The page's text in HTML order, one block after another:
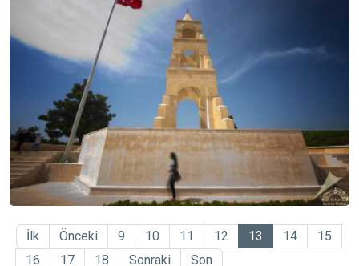
İlk Önceki 9 10 11 12 13 14
15
16
17 18 Sonraki Son